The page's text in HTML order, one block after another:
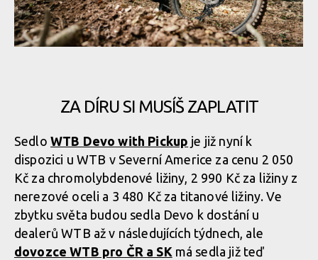
držátko
ZA DÍRU SI MUSÍŠ ZAPLATIT
Sedlo WTB Devo with Pickup je již nyní k
dispozici u WTB v Severní Americe za cenu 2 050
Kč za chromolybdenové ližiny, 2 990 Kč za ližiny z
nerezové oceli a 3 480 Kč za titanové ližiny. Ve
zbytku světa budou sedla Devo k dostání u
dealerů WTB až v následujících týdnech, ale
dovozce WTB pro ČR a SK má sedla již teď